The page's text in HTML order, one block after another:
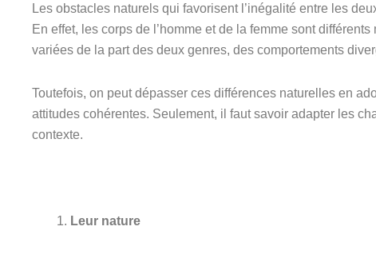
Les obstacles naturels qui favorisent l’inégalité entre les
En effet, les corps de l’homme et de la femme sont
variées de la part des deux genres, des comportements
Toutefois, on peut dépasser ces différences naturelles en
attitudes cohérentes. Seulement, il faut savoir adapter les
contexte.
Leur nature